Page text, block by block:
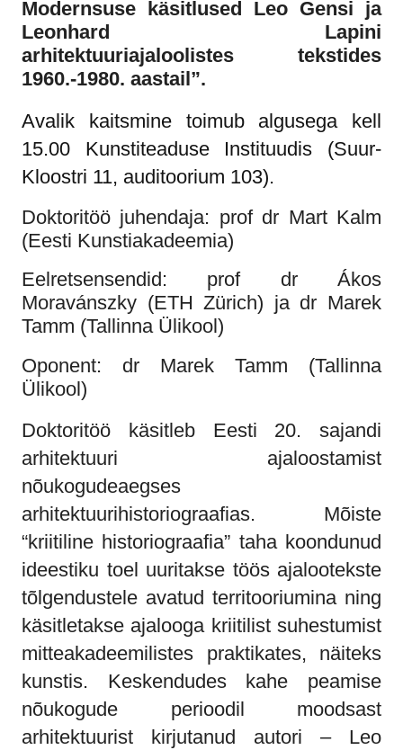
Modernsuse käsitlused Leo Gensi ja
Leonhard Lapini
arhitektuuriajaloolistes tekstides
1960.-1980. aastail”.
Avalik kaitsmine toimub algusega kell
15.00 Kunstiteaduse Instituudis (Suur-
Kloostri 11, auditoorium 103).
Doktoritöö juhendaja: prof dr Mart Kalm
(Eesti Kunstiakadeemia)
Eelretsensendid: prof dr Ákos
Moravánszky (ETH Zürich) ja dr Marek
Tamm (Tallinna Ülikool)
Oponent: dr Marek Tamm (Tallinna
Ülikool)
Doktoritöö käsitleb Eesti 20. sajandi
arhitektuuri ajaloostamist
nõukogudeaegses
arhitektuurihistoriograafias. Mõiste
“kriitiline historiograafia” taha koondunud
ideestiku toel uuritakse töös ajalootekste
tõlgendustele avatud territooriumina ning
käsitletakse ajalooga kriitilist suhestumist
mitteakadeemilistes praktikates, näiteks
kunstis. Keskendudes kahe peamise
nõukogude perioodil moodsast
arhitektuurist kirjutanud autori – Leo